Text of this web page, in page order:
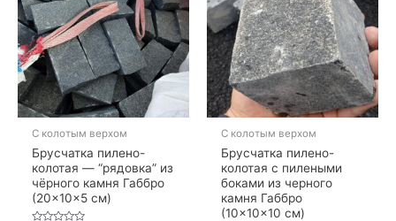
С колотым верхом
Брусчатка пилено-
колотая — “рядовка” из
чёрного камня Габбро
(20×10×5 см)
С колотым верхом
Брусчатка пилено-
колотая с пилеными
боками из черного
камня Габбро
(10×10×10 см)